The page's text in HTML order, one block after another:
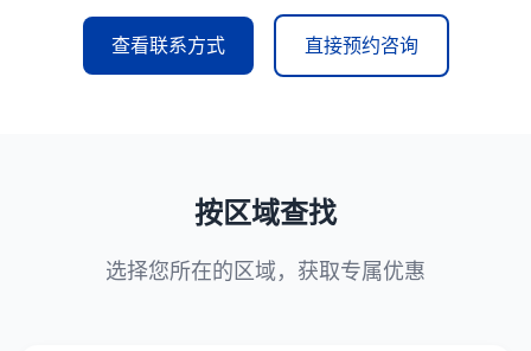
查看联系方式 直接预约咨询
按区域查找
选择您所在的区域，获取专属优惠